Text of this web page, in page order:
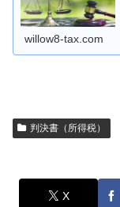
willow8-tax.com
判決書（所得税）
X